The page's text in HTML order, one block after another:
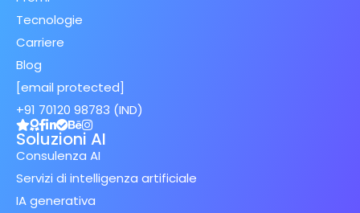
Tecnologie
Carriere
Blog
[email protected]
+91 70120 98783 (IND)
Soluzioni AI
Consulenza AI
Servizi di intelligenza artificiale
IA generativa